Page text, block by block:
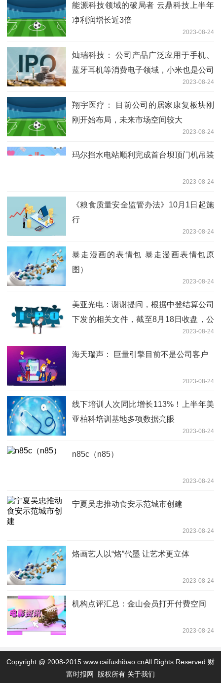
能源科技领域的破局者 云鼎科技上半年
净利润增长近3倍
2023-08-24
灿瑞科技： 公司产品广泛应用于手机、
蓝牙耳机等消费电子领域，小米也是公司
2023-08-24
翔宇医疗： 目前公司的居家康复板块刚
刚开始布局，未来市场空间较大
2023-08-24
玛尔挡水电站顺利完成首台坝顶门机吊装
2023-08-24
《粮食质量安全监管办法》10月1日起施
行
2023-08-24
暴走漫画的表情包 暴走漫画表情包原
图）
2023-08-24
美亚光电：谢谢提问，根据中登结算公司
下发的相关文件，截至8月18日收盘，公
2023-08-24
海天瑞声： 巨量引擎目前不是公司客户
2023-08-24
线下培训人次同比增长113%！上半年美
亚柏科培训基地多项数据亮眼
2023-08-24
n85c（n85）
2023-08-24
宁夏吴忠推动食安示范城市创建
2023-08-24
烙画艺人以“烙”代墨 让艺术更立体
2023-08-24
机构点评汇总：金山会员打开付费空间
2023-08-24
Copyright @ 2008-2015 www.caifushibao.cnAll Rights Reserved 财
富时报网 版权所有 关于我们